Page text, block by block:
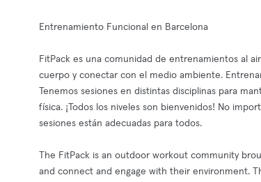
Entrenamiento Funcional en Barcelona
FitPack es una comunidad de entrenamientos al
cuerpo y conectar con el medio ambiente.
Tenemos sesiones en distintas disciplinas para
física. ¡Todos los niveles son bienvenidos! No
sesiones están adecuadas para todos.
The FitPack is an outdoor workout community
and connect and engage with their environment.